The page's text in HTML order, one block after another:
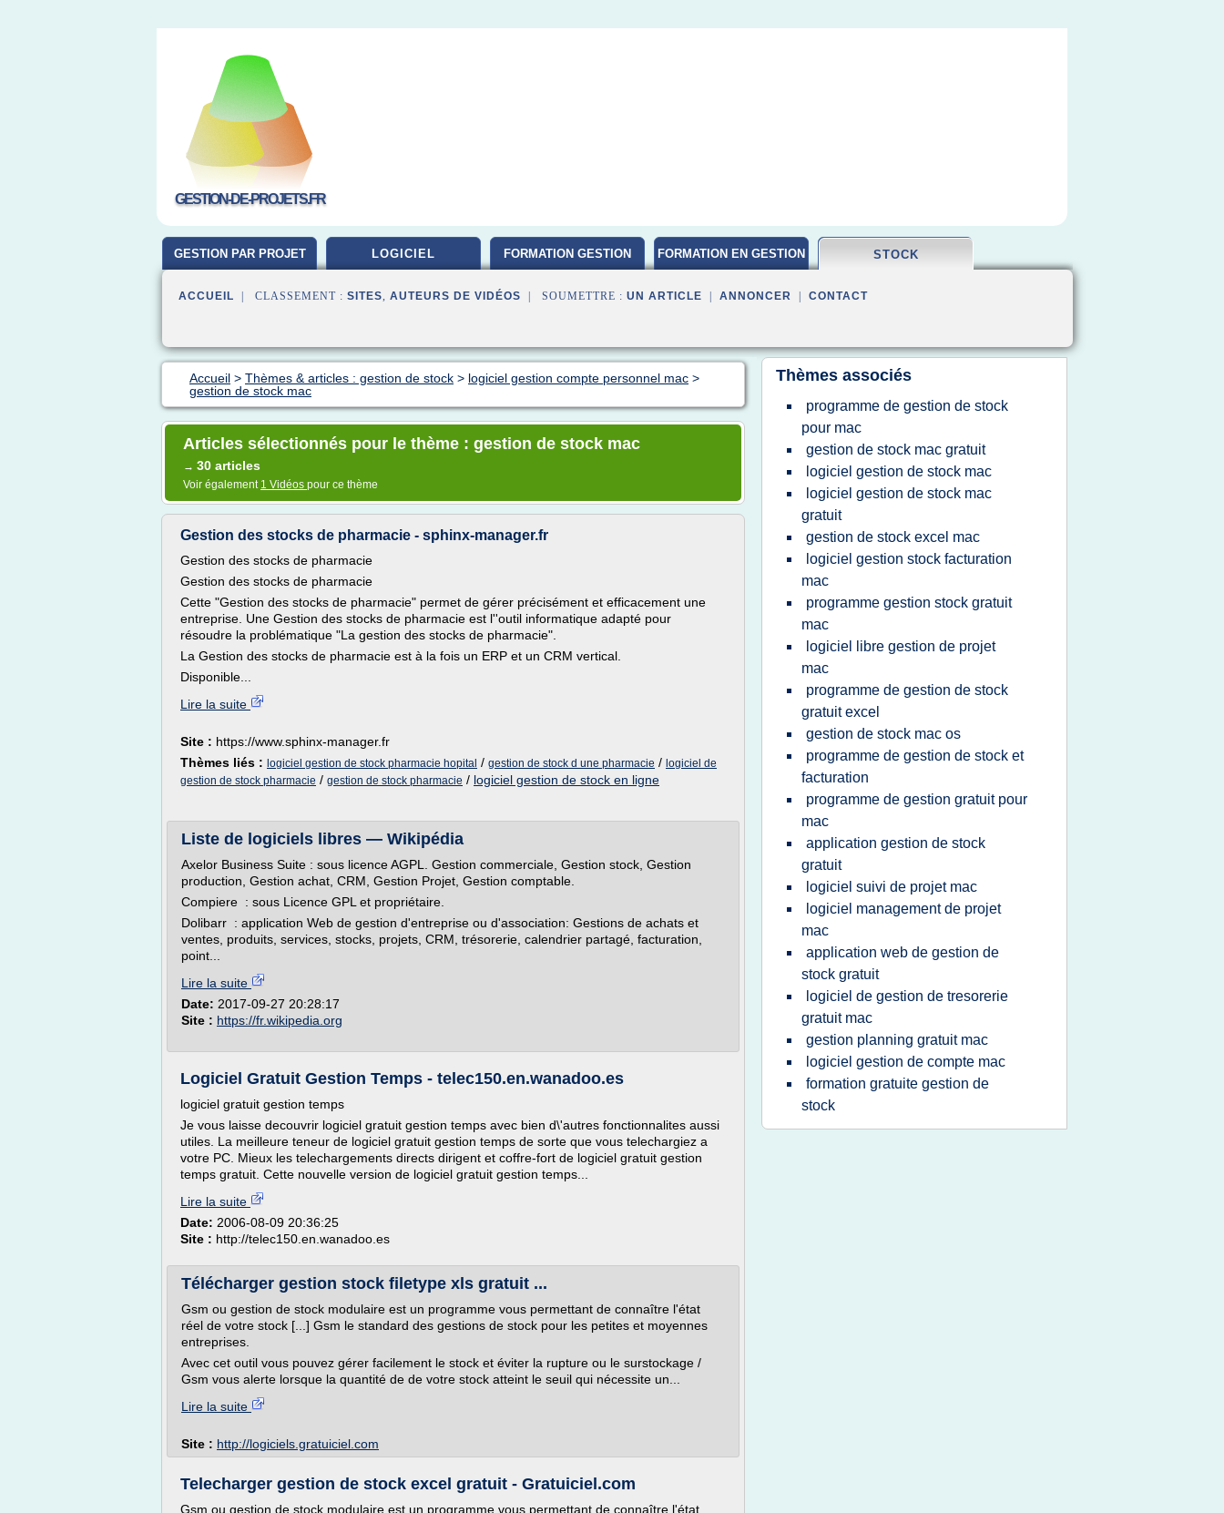
GESTION-DE-PROJETS.FR
GESTION PAR PROJET LOGICIEL FORMATION GESTION FORMATION EN GESTION STOCK
ACCUEIL | CLASSEMENT : SITES, AUTEURS DE VIDÉOS | SOUMETTRE : UN ARTICLE ANNONCER CONTACT
Accueil > Thèmes & articles : gestion de stock > logiciel gestion compte personnel mac >
gestion de stock mac
Articles sélectionnés pour le thème : gestion de stock mac
→ 30 articles
Voir également 1 Vidéos pour ce thème
Gestion des stocks de pharmacie - sphinx-manager.fr
Gestion des stocks de pharmacie
Gestion des stocks de pharmacie
Cette "Gestion des stocks de pharmacie" permet de gérer précisément et efficacement une
entreprise. Une Gestion des stocks de pharmacie est l''outil informatique adapté pour
résoudre la problématique "La gestion des stocks de pharmacie".
La Gestion des stocks de pharmacie est à la fois un ERP et un CRM vertical.
Disponible...
Lire la suite
Site : https://www.sphinx-manager.fr
Thèmes liés : logiciel gestion de stock pharmacie hopital / gestion de stock d une pharmacie / logiciel de
gestion de stock pharmacie / gestion de stock pharmacie / logiciel gestion de stock en ligne
Liste de logiciels libres — Wikipédia
Axelor Business Suite : sous licence AGPL. Gestion commerciale, Gestion stock, Gestion
production, Gestion achat, CRM, Gestion Projet, Gestion comptable.
Compiere : sous Licence GPL et propriétaire.
Dolibarr : application Web de gestion d'entreprise ou d'association: Gestions de achats et
ventes, produits, services, stocks, projets, CRM, trésorerie, calendrier partagé, facturation,
point...
Lire la suite
Date: 2017-09-27 20:28:17
Site : https://fr.wikipedia.org
Logiciel Gratuit Gestion Temps - telec150.en.wanadoo.es
logiciel gratuit gestion temps
Je vous laisse decouvrir logiciel gratuit gestion temps avec bien d\'autres fonctionnalites aussi
utiles. La meilleure teneur de logiciel gratuit gestion temps de sorte que vous telechargiez a
votre PC. Mieux les telechargements directs dirigent et coffre-fort de logiciel gratuit gestion
temps gratuit. Cette nouvelle version de logiciel gratuit gestion temps...
Lire la suite
Date: 2006-08-09 20:36:25
Site : http://telec150.en.wanadoo.es
Télécharger gestion stock filetype xls gratuit ...
Gsm ou gestion de stock modulaire est un programme vous permettant de connaître l'état
réel de votre stock [...] Gsm le standard des gestions de stock pour les petites et moyennes
entreprises.
Avec cet outil vous pouvez gérer facilement le stock et éviter la rupture ou le surstockage /
Gsm vous alerte lorsque la quantité de de votre stock atteint le seuil qui nécessite un...
Lire la suite
Site : http://logiciels.gratuiciel.com
Telecharger gestion de stock excel gratuit - Gratuiciel.com
Gsm ou gestion de stock modulaire est un programme vous permettant de connaître l'état
Thèmes associés
programme de gestion de stock
pour mac
gestion de stock mac gratuit
logiciel gestion de stock mac
logiciel gestion de stock mac
gratuit
gestion de stock excel mac
logiciel gestion stock facturation
mac
programme gestion stock gratuit
mac
logiciel libre gestion de projet
mac
programme de gestion de stock
gratuit excel
gestion de stock mac os
programme de gestion de stock et
facturation
programme de gestion gratuit pour
mac
application gestion de stock
gratuit
logiciel suivi de projet mac
logiciel management de projet
mac
application web de gestion de
stock gratuit
logiciel de gestion de tresorerie
gratuit mac
gestion planning gratuit mac
logiciel gestion de compte mac
formation gratuite gestion de
stock